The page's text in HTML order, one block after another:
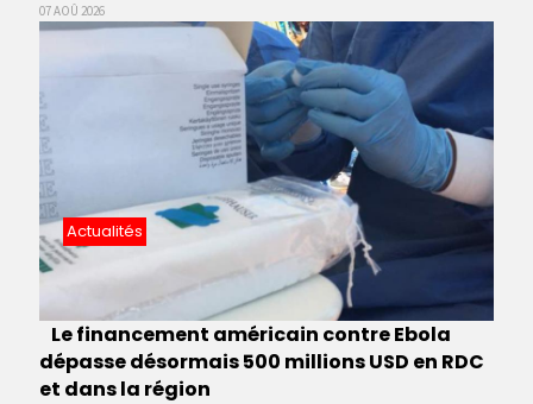
07 AOÛ 2026
Actualités
Le financement américain contre Ebola
dépasse désormais 500 millions USD en RDC
et dans la région